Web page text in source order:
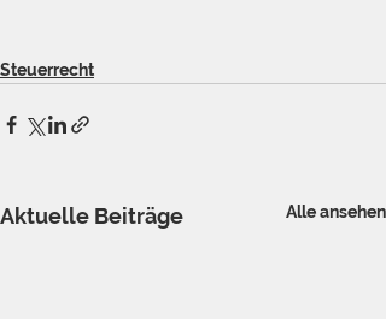
Steuerrecht
Aktuelle Beiträge Alle ansehen